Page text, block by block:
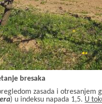
bresaka
zasada i otresanjem
) u indeksu napada 1,5. U